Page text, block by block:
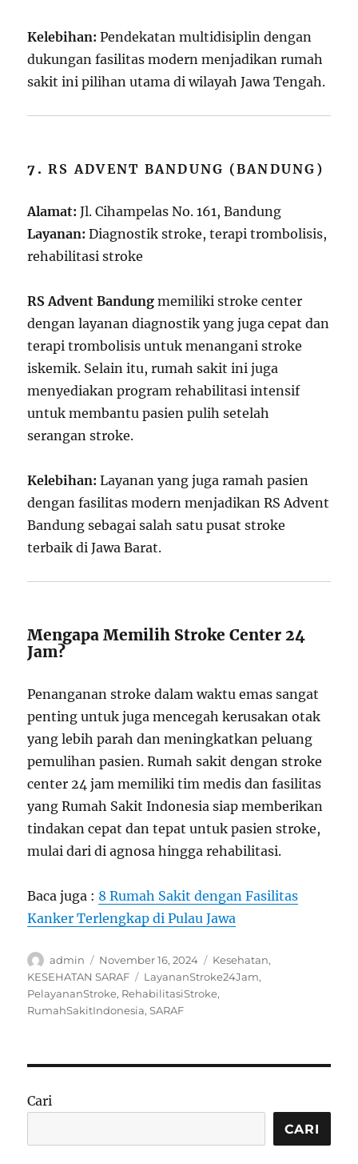
Kelebihan: Pendekatan multidisiplin dengan
dukungan fasilitas modern menjadikan rumah
sakit ini pilihan utama di wilayah Jawa Tengah.
7.RS ADVENT BANDUNG (BANDUNG)
Alamat: Jl. Cihampelas No. 161, Bandung
Layanan: Diagnostik stroke, terapi trombolisis,
rehabilitasi stroke
RS Advent Bandung memiliki stroke center
dengan layanan diagnostik yang juga cepat dan
terapi trombolisis untuk menangani stroke
iskemik. Selain itu, rumah sakit ini juga
menyediakan program rehabilitasi intensif
untuk membantu pasien pulih setelah
serangan stroke.
Kelebihan: Layanan yang juga ramah pasien
dengan fasilitas modern menjadikan RS Advent
Bandung sebagai salah satu pusat stroke
terbaik di Jawa Barat.
Mengapa Memilih Stroke Center 24
Jam?
Penanganan stroke dalam waktu emas sangat
penting untuk juga mencegah kerusakan otak
yang lebih parah dan meningkatkan peluang
pemulihan pasien. Rumah sakit dengan stroke
center 24 jam memiliki tim medis dan fasilitas
yang Rumah Sakit Indonesia siap memberikan
tindakan cepat dan tepat untuk pasien stroke,
mulai dari di agnosa hingga rehabilitasi.
Baca juga : 8 Rumah Sakit dengan Fasilitas
Kanker Terlengkap di Pulau Jawa
Author
admin
Posted
on
November 16, 2024 Categories
Kesehatan,
KESEHATAN SARAF
Tags
LayananStroke24Jam,
PelayananStroke, RehabilitasiStroke,
RumahSakitIndonesia,SARAF
Cari
CARI